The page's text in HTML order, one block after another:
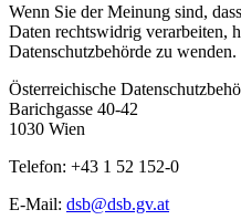
Wenn Sie der Meinung sind,
Daten rechtswidrig verarbeiten,
Datenschutzbehörde zu wenden.
Österreichische
Barichgasse 40-42
1030 Wien
Telefon: +43 1 52 152-0
E-Mail: dsb@dsb.gv.at